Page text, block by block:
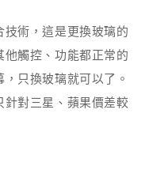
術，這是更換玻璃的
觸控、功能都正常的
只換玻璃就可以了。
針對三星、蘋果價差較